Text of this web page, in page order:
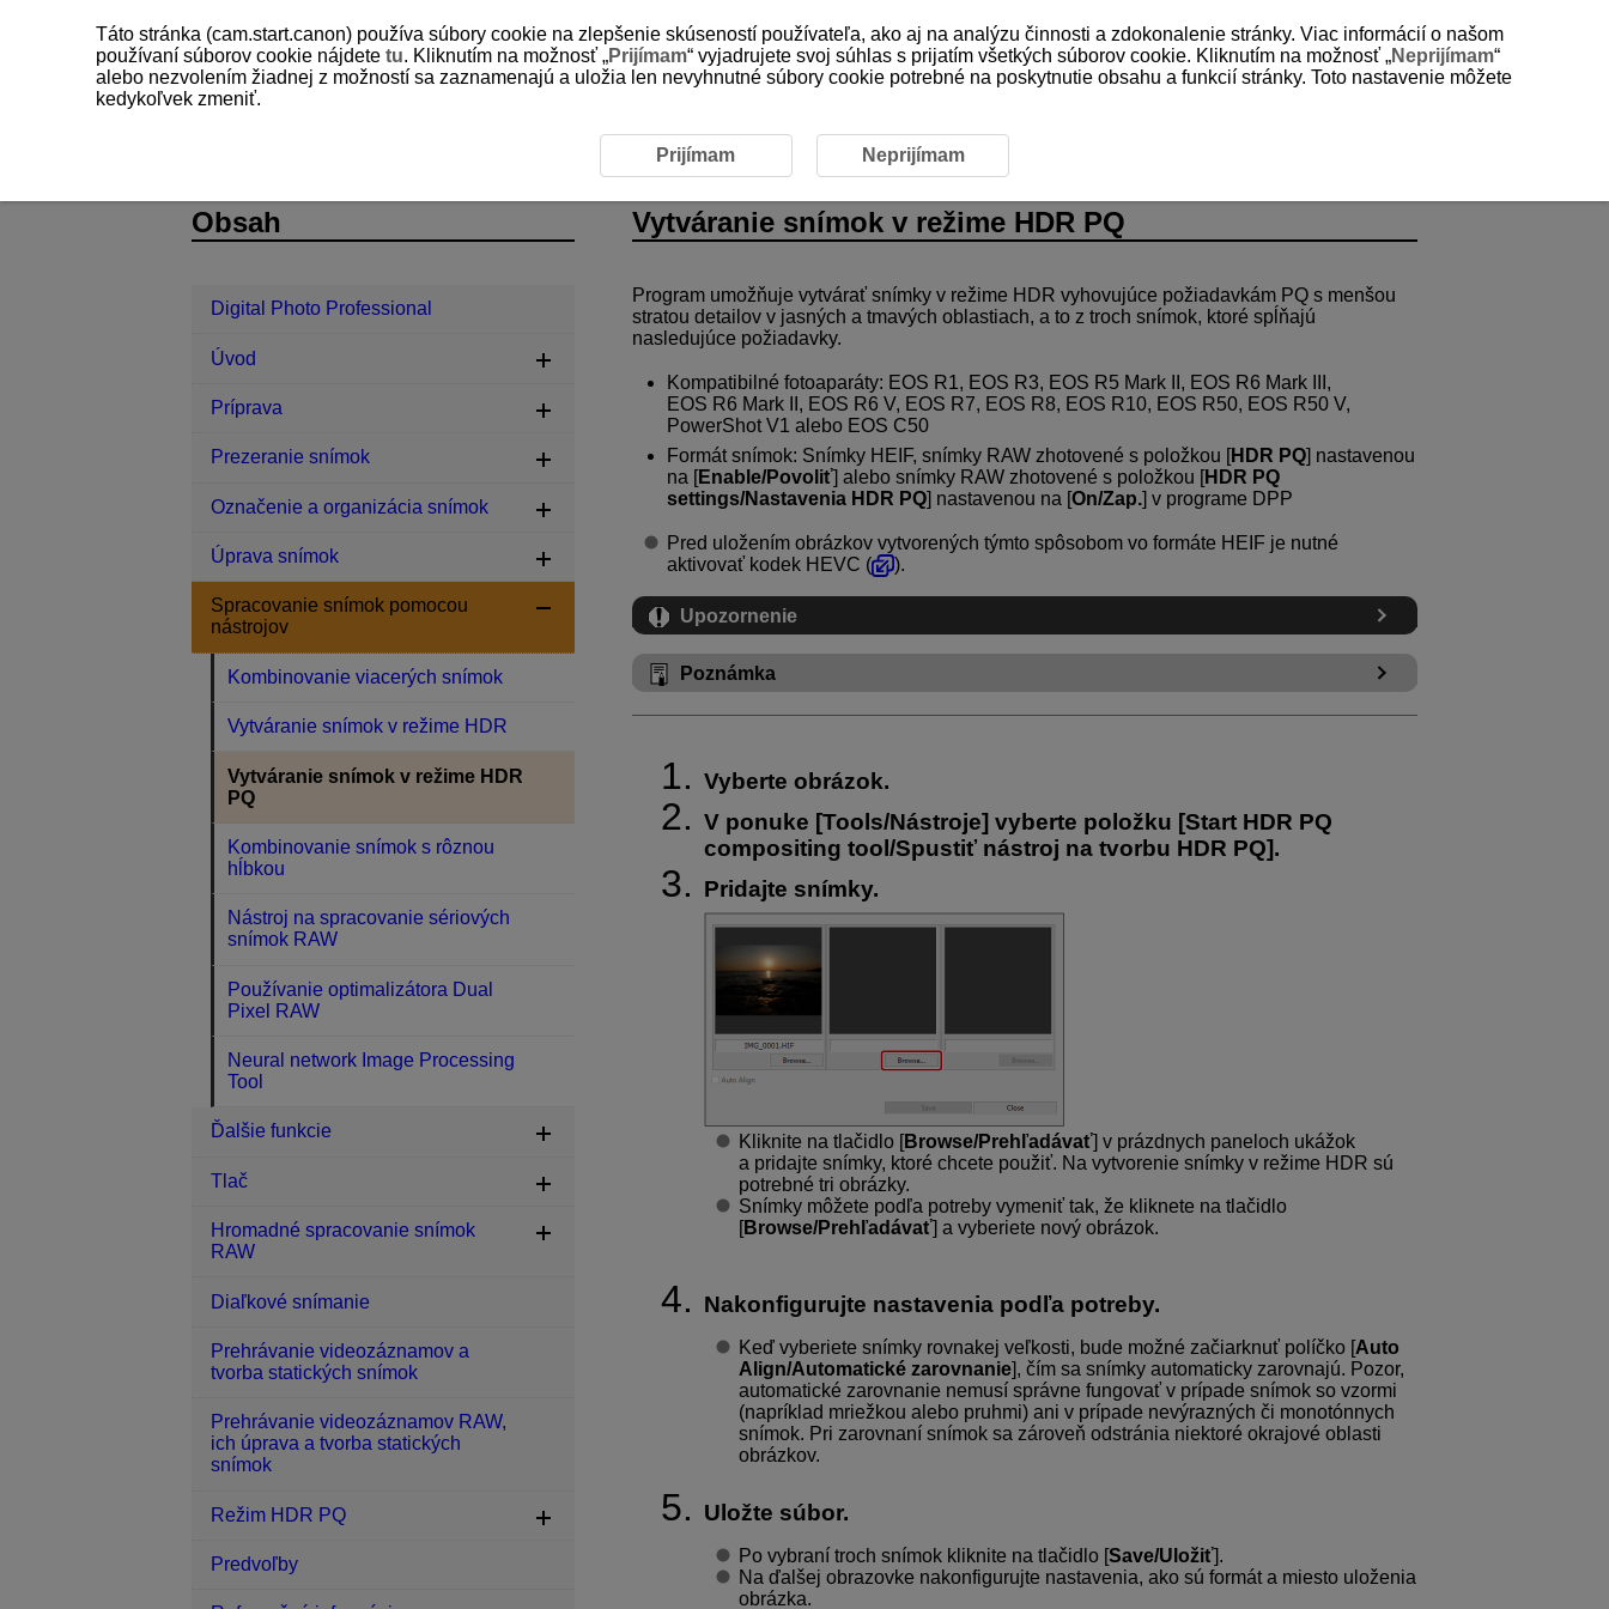
Vytváranie snímok v režime HDR PQ
Program umožňuje vytvárať snímky v režime HDR vyhovujúce požiadavkám PQ s menšou
stratou detailov v jasných a tmavých oblastiach, a to z troch snímok, ktoré spĺňajú
nasledujúce požiadavky.
Kompatibilné fotoaparáty: EOS R1, EOS R3, EOS R5 Mark II , EOS R6 Mark III ,
EOS R6 Mark II , EOS R6 V, EOS R7, EOS R8, EOS R10, EOS R50, EOS R50 V,
PowerShot V1 alebo EOS C50
Formát snímok: Snímky HEIF, snímky RAW zhotovené s položkou [HDR PQ] nastavenou
na [Enable/Povoliť] alebo snímky RAW zhotovené s položkou [HDR PQ
settings/Nastavenia HDR PQ] nastavenou na [On/Zap.] v programe DPP
Pred uložením obrázkov vytvorených týmto spôsobom vo formáte HEIF je nutné
aktivovať kodek HEVC (
).
Upozornenie
Poznámka
Vyberte obrázok.
V ponuke [Tools/Nástroje] vyberte položku [Start HDR PQ
compositing tool/Spustiť nástroj na tvorbu HDR PQ].
Pridajte snímky.
Kliknite na tlačidlo [Browse/Prehľadávať] v prázdnych paneloch ukážok
a pridajte snímky, ktoré chcete použiť. Na vytvorenie snímky v režime HDR sú
potrebné tri obrázky.
Snímky môžete podľa potreby vymeniť tak, že kliknete na tlačidlo
[Browse/Prehľadávať] a vyberiete nový obrázok.
Nakonfigurujte nastavenia podľa potreby.
Keď vyberiete snímky rovnakej veľkosti, bude možné začiarknuť políčko [Auto
Align/Automatické zarovnanie], čím sa snímky automaticky zarovnajú. Pozor,
automatické zarovnanie nemusí správne fungovať v prípade snímok so vzormi
(napríklad mriežkou alebo pruhmi) ani v prípade nevýrazných či monotónnych
snímok. Pri zarovnaní snímok sa zároveň odstránia niektoré okrajové oblasti
obrázkov.
Uložte súbor.
Po vybraní troch snímok kliknite na tlačidlo [Save/Uložiť].
Na ďalšej obrazovke nakonfigurujte nastavenia, ako sú formát a miesto uloženia
obrázka.
Obsah
Digital Photo Professional
Úvod
Príprava
Prezeranie snímok
Označenie a organizácia snímok
Úprava snímok
Spracovanie snímok pomocou
nástrojov
Kombinovanie viacerých snímok
Vytváranie snímok v režime HDR
Vytváranie snímok v režime HDR
PQ
Kombinovanie snímok s rôznou
hĺbkou
Nástroj na spracovanie sériových
snímok RAW
Používanie optimalizátora Dual
Pixel RAW
Neural network Image Processing
Tool
Ďalšie funkcie
Tlač
Hromadné spracovanie snímok
RAW
Diaľkové snímanie
Prehrávanie videozáznamov a
tvorba statických snímok
Prehrávanie videozáznamov RAW,
ich úprava a tvorba statických
snímok
Režim HDR PQ
Predvoľby
Táto stránka (cam.start.canon) používa súbory cookie na zlepšenie skúseností používateľa, ako aj na analýzu činnosti a zdokonalenie stránky. Viac informácií o našom
používaní súborov cookie nájdete tu. Kliknutím na možnosť „Prijímam“ vyjadrujete svoj súhlas s prijatím všetkých súborov cookie. Kliknutím na možnosť „Neprijímam“
alebo nezvolením žiadnej z možností sa zaznamenajú a uložia len nevyhnutné súbory cookie potrebné na poskytnutie obsahu a funkcií stránky. Toto nastavenie môžete
kedykoľvek zmeniť.
Prijímam Neprijímam